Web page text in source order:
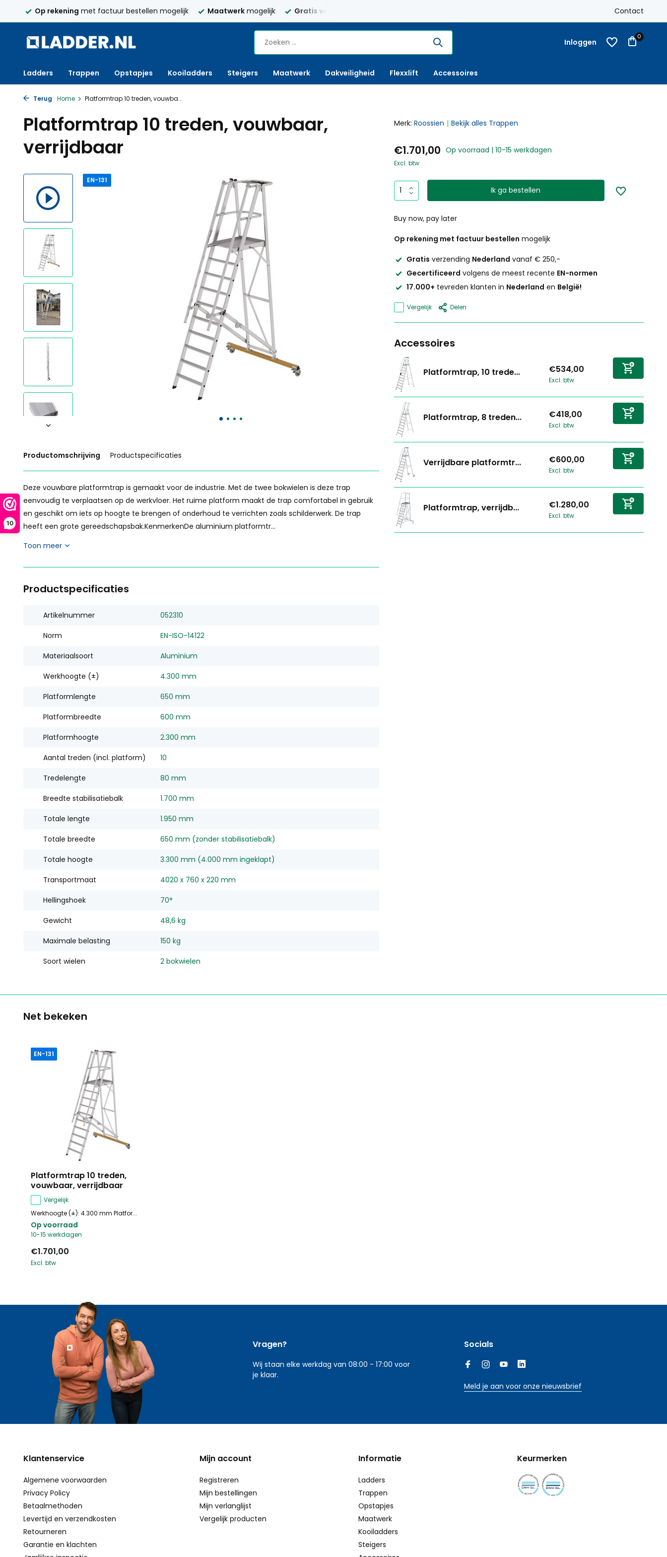
10
Op rekening met factuur bestellen mogelijk Maatwerk mogelijk Gratis verzending met factuur bestellen mogelijkContact
Inloggen
0
Ladders Trappen Opstapjes Kooiladders Steigers Maatwerk Dakveiligheid Flexxlift Accessoires
Terug Home Platformtrap 10 treden, vouwba...
Platformtrap 10 treden, vouwbaar,
verrijdbaar
EN-131
Productomschrijving Productspecificaties
Deze vouwbare platformtrap is gemaakt voor de industrie. Met de twee bokwielen is deze trap
eenvoudig te verplaatsen op de werkvloer. Het ruime platform maakt de trap comfortabel in gebruik
en geschikt om iets op hoogte te brengen of onderhoud te verrichten zoals schilderwerk. De trap
heeft een grote gereedschapsbak.KenmerkenDe aluminium platformtr...
Toon meer
Productspecificaties
Artikelnummer 052310
Norm EN-ISO-14122
Materiaalsoort Aluminium
Werkhoogte (±) 4.300 mm
Platformlengte 650 mm
Platformbreedte 600 mm
Platformhoogte 2.300 mm
Aantal treden (incl. platform) 10
Tredelengte 80 mm
Breedte stabilisatiebalk 1.700 mm
Totale lengte 1.950 mm
Totale breedte 650 mm (zonder stabilisatiebalk)
Totale hoogte 3.300 mm (4.000 mm ingeklapt)
Transportmaat 4020 x 760 x 220 mm
Hellingshoek 70°
Gewicht 48,6 kg
Maximale belasting 150 kg
Soort wielen 2 bokwielen
Merk: Roossien Bekijk alles Trappen
€1.701,00 Op voorraad | 10-15 werkdagen
Excl. btw
Ik ga bestellen
Buy now, pay later
Op rekening met factuur bestellen mogelijk
Gratis verzending Nederland vanaf € 250,-
Gecertificeerd volgens de meest recente EN-normen
17.000+ tevreden klanten in Nederland en België!
Vergelijk Delen
Accessoires
Platformtrap, 10 trede... €534,00
Excl. btw
Platformtrap, 8 treden... €418,00
Excl. btw
Verrijdbare platformtr... €600,00
Excl. btw
Platformtrap, verrijdb... €1.280,00
Excl. btw
Net bekeken
EN-131
Platformtrap 10 treden,
vouwbaar, verrijdbaar
Vergelijk
Werkhoogte (±): 4.300 mm Platfor...
Op voorraad
10-15 werkdagen
€1.701,00
Excl. btw
Vragen?
Wij staan elke werkdag van 08:00 - 17:00 voor
je klaar.
Socials
Meld je aan voor onze nieuwsbrief
Klantenservice
Algemene voorwaarden
Privacy Policy
Betaalmethoden
Levertijd en verzendkosten
Retourneren
Garantie en klachten
Mijn account
Registreren
Mijn bestellingen
Mijn verlanglijst
Vergelijk producten
Informatie
Ladders
Trappen
Opstapjes
Maatwerk
Kooiladders
Steigers
Keurmerken